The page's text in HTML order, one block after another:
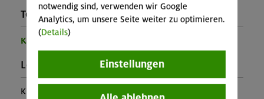
Teilprogramm:
Kinder- und Jugendprogramm
Leistung:
Kursleitung
notwendig sind, verwenden wir Google
Analytics, um unsere Seite weiter zu optimieren.
(Details)
Einstellungen